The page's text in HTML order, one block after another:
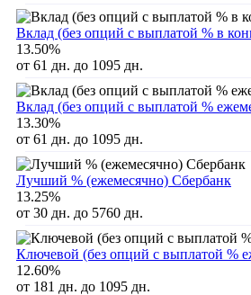
Вклад (без опций с выплатой % в
13.50%
от 61 дн. до 1095 дн.
Вклад (без опций с выплатой %
13.30%
от 61 дн. до 1095 дн.
Лучший % (ежемесячно) Сбербанк
13.25%
от 30 дн. до 5760 дн.
Ключевой (без опций с выплатой %
12.60%
от 181 дн. до 1095 дн.